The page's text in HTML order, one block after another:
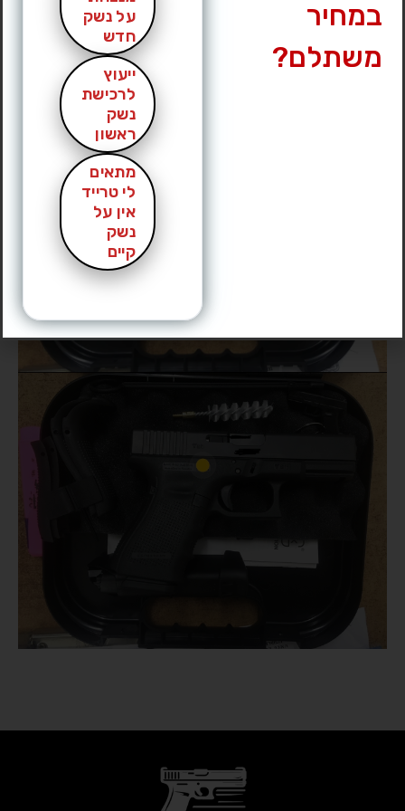
מחיר מבוקש
לחץ לצפייה במס’ טלפון »
במחיר
משתלם?
על נשק
חדש
ייעוץ
לרכישת
נשק
ראשון
מתאים
לי טרייד
אין על
נשק
קיים